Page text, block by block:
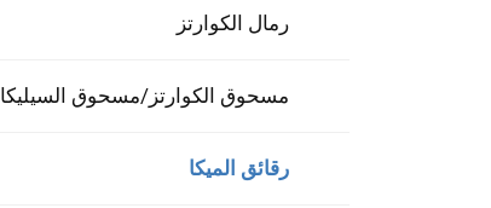
رمال الكوارتز
مسحوق الكوارتز/مسحوق السيليكا
رقائق الميكا